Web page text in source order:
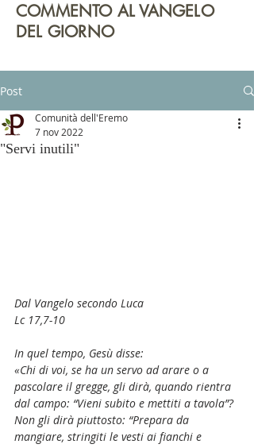
COMMENTO AL VANGELO
DEL GIORNO
Post
"Servi inutili"
Comunità dell'Eremo
7 nov 2022
Dal Vangelo secondo Luca
Lc 17,7-10
In quel tempo, Gesù disse:
«Chi di voi, se ha un servo ad arare o a
pascolare il gregge, gli dirà, quando rientra
dal campo: “Vieni subito e mettiti a tavola”?
Non gli dirà piuttosto: “Prepara da
mangiare, stringiti le vesti ai fianchi e